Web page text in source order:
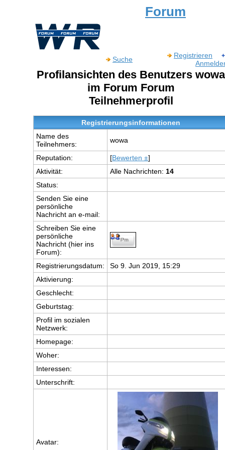
Forum
Suche
Registrieren
Profilansichten des Benutzers wowa
im Forum Forum
Teilnehmerprofil
Registrierungsinformationen
Name des
Teilnehmers:
wowa
Reputation: [Bewerten ±]
Aktivität:
Alle Nachrichten: 14
Status:
Senden Sie eine
persönliche
Nachricht an e-mail:
Schreiben Sie eine
persönliche
Nachricht (hier ins
Forum):
Registrierungsdatum:
So 9. Jun 2019, 15:29
Aktivierung:
Geschlecht:
Geburtstag:
Profil im sozialen
Netzwerk:
Homepage:
Woher:
Interessen:
Unterschrift:
Avatar: